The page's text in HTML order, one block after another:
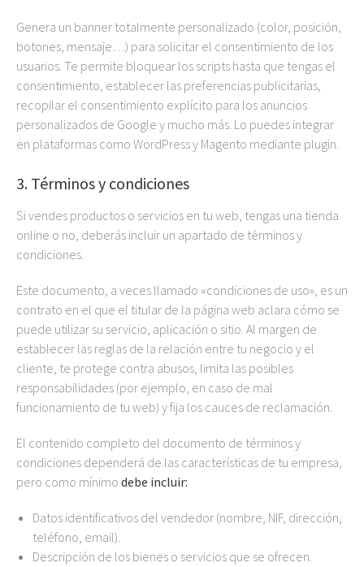
Genera un banner totalmente personalizado (color, posición,
botones, mensaje…) para solicitar el consentimiento de los
usuarios. Te permite bloquear los scripts hasta que tengas el
consentimiento, establecer las preferencias publicitarias,
recopilar el consentimiento explícito para los anuncios
personalizados de Google y mucho más. Lo puedes integrar
en plataformas como WordPress y Magento mediante plugin.
3. Términos y condiciones
Si vendes productos o servicios en tu web, tengas una tienda
online o no, deberás incluir un apartado de términos y
condiciones.
Este documento, a veces llamado «condiciones de uso», es un
contrato en el que el titular de la página web aclara cómo se
puede utilizar su servicio, aplicación o sitio. Al margen de
establecer las reglas de la relación entre tu negocio y el
cliente, te protege contra abusos, limita las posibles
responsabilidades (por ejemplo, en caso de mal
funcionamiento de tu web) y fija los cauces de reclamación.
El contenido completo del documento de términos y
condiciones dependerá de las características de tu empresa,
pero como mínimo debe incluir:
Datos identificativos del vendedor (nombre, NIF, dirección,
teléfono, email).
Descripción de los bienes o servicios que se ofrecen.